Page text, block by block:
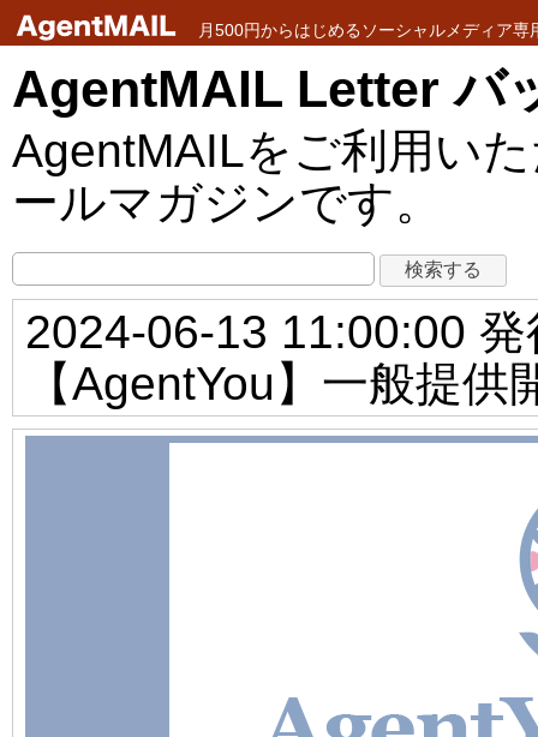
月500円からはじめるソーシャルメディア
AgentMAIL Letter バ
AgentMAILをご利用い
ールマガジンです。
2024-06-13 11:00:00 発
【AgentYou】一般提